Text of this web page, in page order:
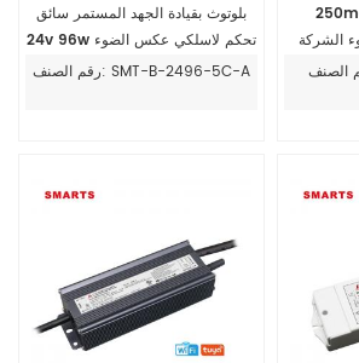
بلوتوث بقيادة الجهد المستمر سائق
24v 96w تحكم لاسلكي عكس الضوء
رقم الصنف: SMT-B-2496-5C-A
الشركة